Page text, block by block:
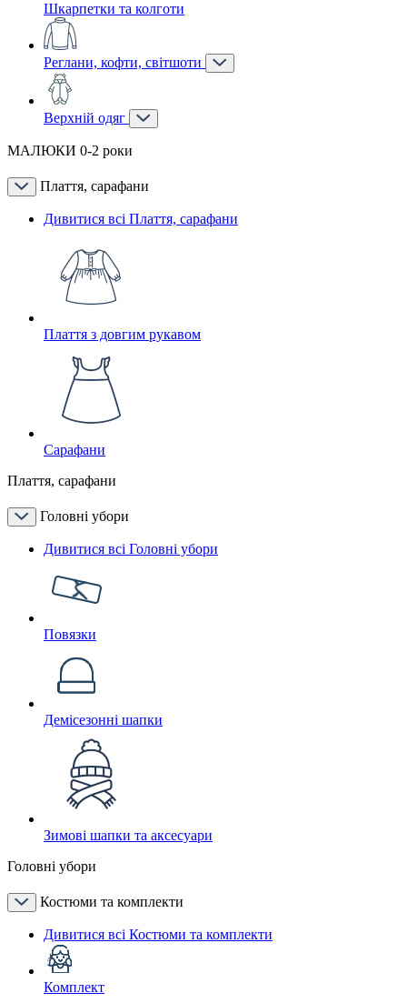
Шкарпетки та колготи
Реглани, кофти, світшоти
Верхній одяг
МАЛЮКИ 0-2 роки
Плаття, сарафани
Дивитися всі Плаття, сарафани
Плаття з довгим рукавом
Сарафани
Плаття, сарафани
Головні убори
Дивитися всі Головні убори
Повязки
Демісезонні шапки
Зимові шапки та аксесуари
Головні убори
Костюми та комплекти
Дивитися всі Костюми та комплекти
Комплект